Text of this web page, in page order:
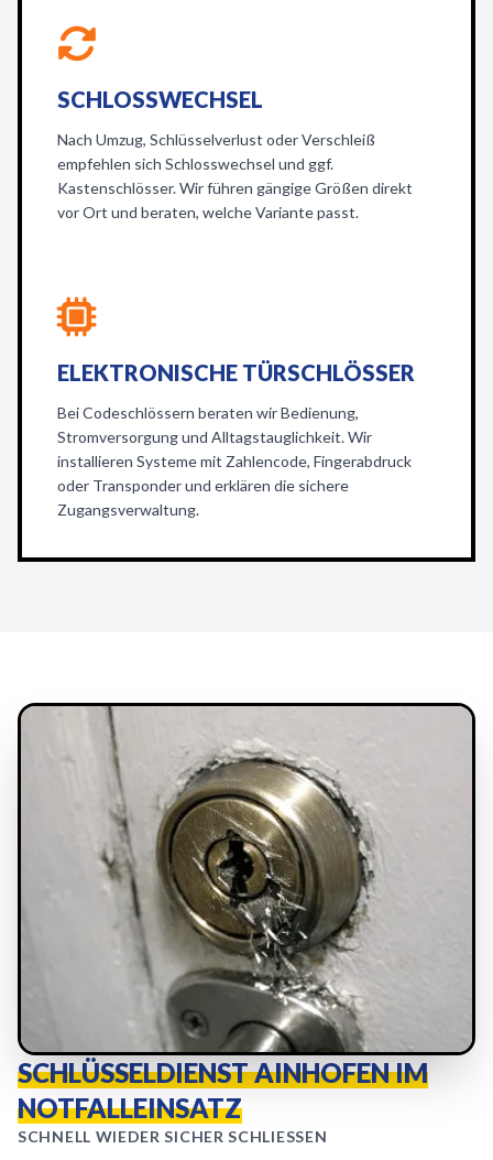
SCHLOSSWECHSEL
Nach Umzug, Schlüsselverlust oder Verschleiß
empfehlen sich Schlosswechsel und ggf.
Kastenschlösser. Wir führen gängige Größen direkt
vor Ort und beraten, welche Variante passt.
ELEKTRONISCHE TÜRSCHLÖSSER
Bei Codeschlössern beraten wir Bedienung,
Stromversorgung und Alltagstauglichkeit. Wir
installieren Systeme mit Zahlencode, Fingerabdruck
oder Transponder und erklären die sichere
Zugangsverwaltung.
SCHLÜSSELDIENST AINHOFEN IM
NOTFALLEINSATZ
SCHNELL WIEDER SICHER SCHLIESSEN